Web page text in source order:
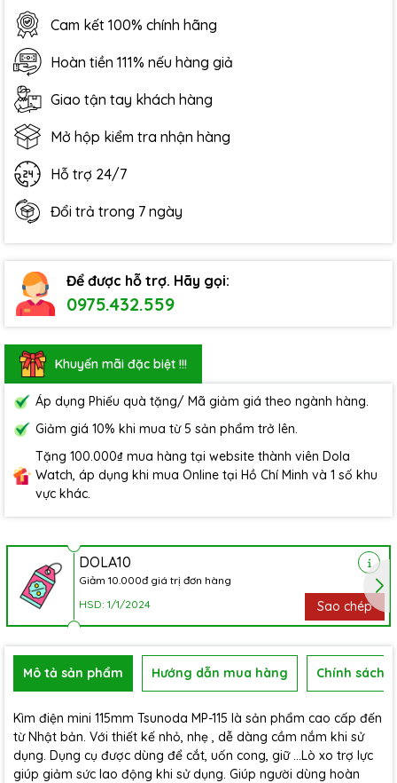
Cam kết 100% chính hãng
Hoàn tiền 111% nếu hàng giả
Giao tận tay khách hàng
Mở hộp kiểm tra nhận hàng
Hỗ trợ 24/7
Đổi trả trong 7 ngày
Để được hỗ trợ. Hãy gọi:
0975.432.559
Khuyến mãi đặc biệt !!!
Áp dụng Phiếu quà tặng/ Mã giảm giá theo ngành hàng.
Giảm giá 10% khi mua từ 5 sản phẩm trở lên.
Tặng 100.000₫ mua hàng tại website thành viên Dola
Watch, áp dụng khi mua Online tại Hồ Chí Minh và 1 số khu
vực khác.
DOLA10
Giảm 10.000đ giá trị đơn hàng
HSD: 1/1/2024
Sao chép
Mô tả sản phẩm Hướng dẫn mua hàng Chính sách
Kìm điện mini 115mm Tsunoda MP-115 là sản phẩm cao cấp đến
từ Nhật bản. Với thiết kế nhỏ, nhẹ , dễ dàng cầm nắm khi sử
dụng. Dụng cụ được dùng để cắt, uốn cong, giữ …Lò xo trợ lực
giúp giảm sức lao động khi sử dụng. Giúp người dùng hoàn